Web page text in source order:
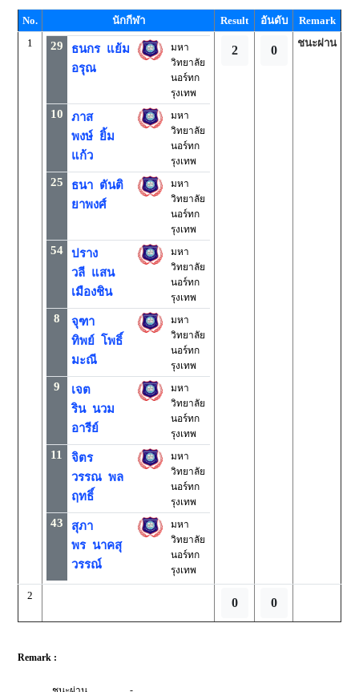
No. นักกีฬา Result อันดับ
Remark
1
29
ธนกร แย้ม
อรุณ
มหา
วิทยาลัย
นอร์ทก
รุงเทพ
10
ภาส
พงษ์ ยิ้ม
แก้ว
มหา
วิทยาลัย
นอร์ทก
รุงเทพ
25
ธนา ตันติ
ยาพงศ์
มหา
วิทยาลัย
นอร์ทก
รุงเทพ
54
ปราง
วลี แสน
เมืองชิน
มหา
วิทยาลัย
นอร์ทก
รุงเทพ
8
จุฑา
ทิพย์ โพธิ์
มะณี
มหา
วิทยาลัย
นอร์ทก
รุงเทพ
9
เจต
ริน นวม
อารีย์
มหา
วิทยาลัย
นอร์ทก
รุงเทพ
11
จิตร
วรรณ พล
ฤทธิ์
มหา
วิทยาลัย
นอร์ทก
รุงเทพ
43
สุภา
พร นาคสุ
วรรณ์
มหา
วิทยาลัย
นอร์ทก
รุงเทพ
2 0
ชนะผ่าน
2
0 0
Remark :
-